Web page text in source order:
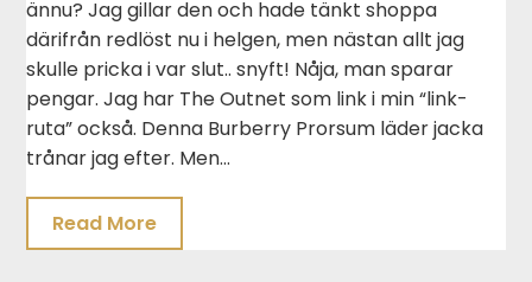
ännu? Jag gillar den och hade tänkt shoppa
därifrån redlöst nu i helgen, men nästan allt jag
skulle pricka i var slut.. snyft! Nåja, man sparar
pengar. Jag har The Outnet som link i min “link-
ruta” också. Denna Burberry Prorsum läder jacka
trånar jag efter. Men…
Read More